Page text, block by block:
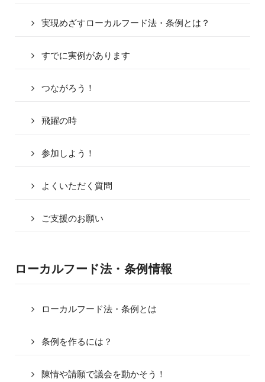
実現めざすローカルフード法・条例とは？
すでに実例があります
つながろう！
飛躍の時
参加しよう！
よくいただく質問
ご支援のお願い
ローカルフード法・条例情報
ローカルフード法・条例とは
条例を作るには？
陳情や請願で議会を動かそう！